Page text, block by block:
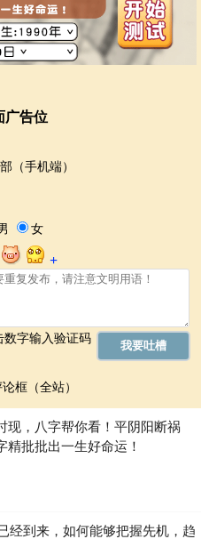
广告位
（手机端）
框（全站）
现，八字帮你看！平阴阳断祸
精批批出一生好命运！
经到来，如何能够把握先机，趋